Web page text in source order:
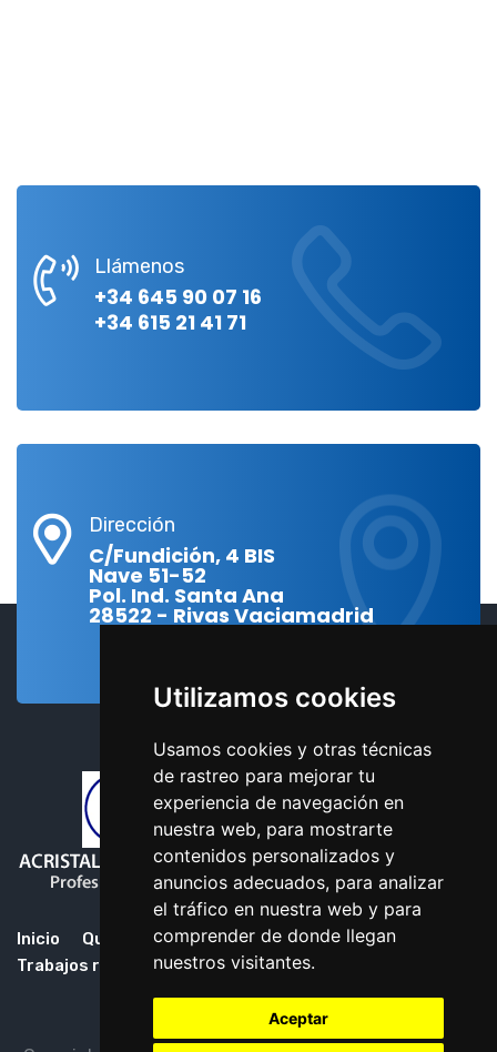
Utilizamos cookies
Usamos cookies y otras técnicas
de rastreo para mejorar tu
experiencia de navegación en
nuestra web, para mostrarte
contenidos personalizados y
anuncios adecuados, para analizar
el tráfico en nuestra web y para
comprender de donde llegan
nuestros visitantes.
Aceptar
Llámenos
+34 645 90 07 16
+34 615 21 41 71
Dirección
C/Fundición, 4 BIS
Nave 51-52
Pol. Ind. Santa Ana
28522 - Rivas Vaciamadrid
Inicio Quiénes Somos
Servicios
Trabajos realizados
Contacto